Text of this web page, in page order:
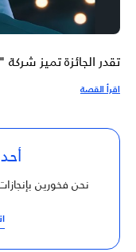
تقدر الجائزة تميز
اقرأ القصة
نحن فخورين